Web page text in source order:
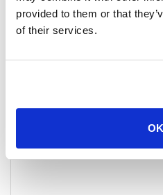
provided to them or that
of their services.
OK